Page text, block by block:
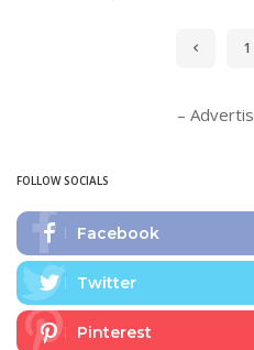
1
–
FOLLOW SOCIALS
Facebook
Twitter
Pinterest